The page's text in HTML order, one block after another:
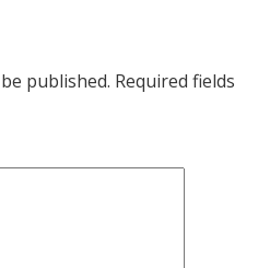
published. Required fields